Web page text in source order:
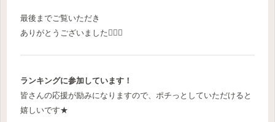
最後までご覧いただき
ありがとうございました🙇‍♀️✨
ランキングに参加しています！
皆さんの応援が励みになりますので、ポチっとしていただけると
嬉しいです★